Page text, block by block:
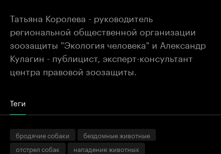
Татьяна Королева - руководитель
региональной общественной организации
зоозащиты "Экология человека" и Александр
Кулагин - публицист, эксперт-консультант
центра правовой зоозащиты.
Теги
бродячие собаки
бездомные животные
отстрел собак
нападение животных